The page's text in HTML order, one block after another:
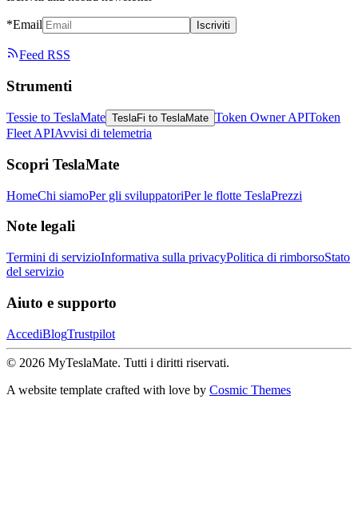
*Email Iscriviti
Feed RSS
Strumenti
Tessie to TeslaMate TeslaFi to TeslaMate Token Owner APIToken
Fleet APIAvvisi di telemetria
Scopri TeslaMate
HomeChi siamoPer gli sviluppatoriPer le flotte TeslaPrezzi
Note legali
Termini di servizioInformativa sulla privacyPolitica di rimborsoStato
del servizio
Aiuto e supporto
AccediBlogTrustpilot
© 2026 MyTeslaMate. Tutti i diritti riservati.
A website template crafted with love by Cosmic Themes